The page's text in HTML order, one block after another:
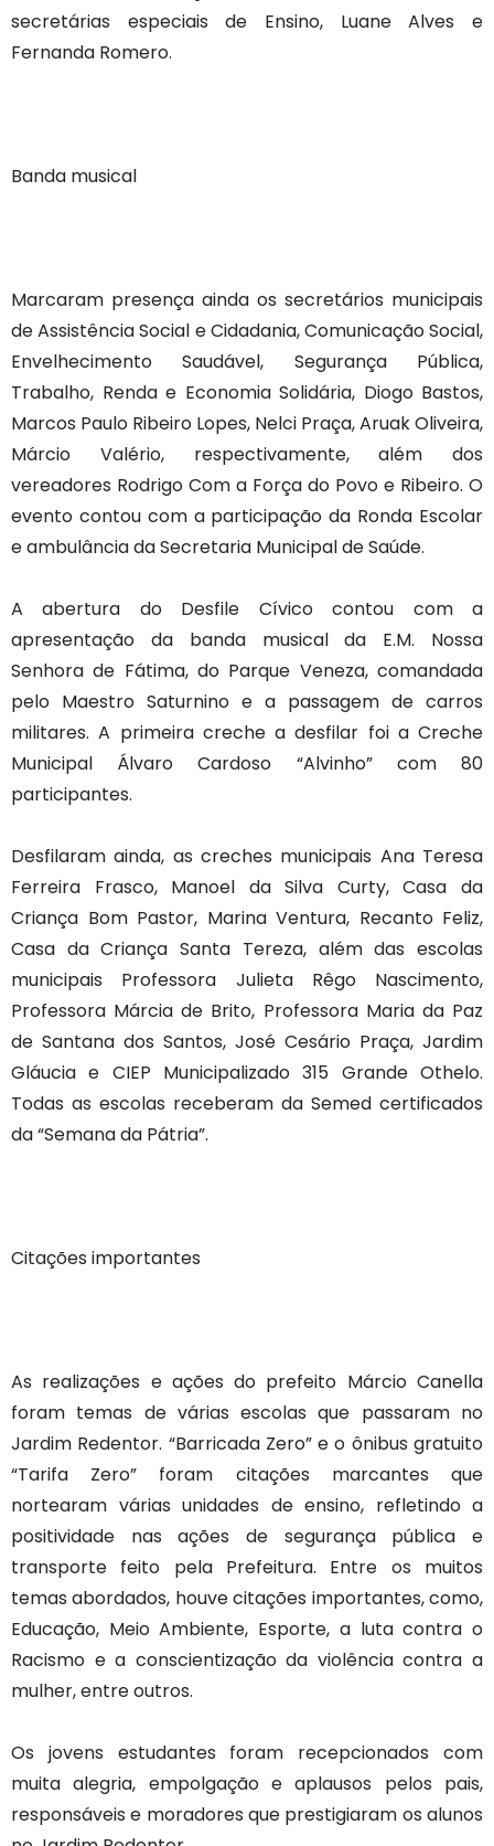
secretárias especiais de Ensino, Luane Alves e
Fernanda Romero.
Banda musical
Marcaram presença ainda os secretários municipais
de Assistência Social e Cidadania, Comunicação Social,
Envelhecimento Saudável, Segurança Pública,
Trabalho, Renda e Economia Solidária, Diogo Bastos,
Marcos Paulo Ribeiro Lopes, Nelci Praça, Aruak Oliveira,
Márcio Valério, respectivamente, além dos
vereadores Rodrigo Com a Força do Povo e Ribeiro. O
evento contou com a participação da Ronda Escolar
e ambulância da Secretaria Municipal de Saúde.
A abertura do Desfile Cívico contou com a
apresentação da banda musical da E.M. Nossa
Senhora de Fátima, do Parque Veneza, comandada
pelo Maestro Saturnino e a passagem de carros
militares. A primeira creche a desfilar foi a Creche
Municipal Álvaro Cardoso “Alvinho” com 80
participantes.
Desfilaram ainda, as creches municipais Ana Teresa
Ferreira Frasco, Manoel da Silva Curty, Casa da
Criança Bom Pastor, Marina Ventura, Recanto Feliz,
Casa da Criança Santa Tereza, além das escolas
municipais Professora Julieta Rêgo Nascimento,
Professora Márcia de Brito, Professora Maria da Paz
de Santana dos Santos, José Cesário Praça, Jardim
Gláucia e CIEP Municipalizado 315 Grande Othelo.
Todas as escolas receberam da Semed certificados
da “Semana da Pátria”.
Citações importantes
As realizações e ações do prefeito Márcio Canella
foram temas de várias escolas que passaram no
Jardim Redentor. “Barricada Zero” e o ônibus gratuito
“Tarifa Zero” foram citações marcantes que
nortearam várias unidades de ensino, refletindo a
positividade nas ações de segurança pública e
transporte feito pela Prefeitura. Entre os muitos
temas abordados, houve citações importantes, como,
Educação, Meio Ambiente, Esporte, a luta contra o
Racismo e a conscientização da violência contra a
mulher, entre outros.
Os jovens estudantes foram recepcionados com
muita alegria, empolgação e aplausos pelos pais,
responsáveis e moradores que prestigiaram os alunos